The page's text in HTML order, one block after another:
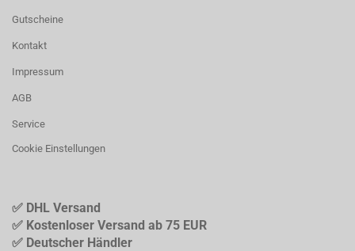
Gutscheine
Kontakt
Impressum
AGB
Service
Cookie Einstellungen
✅ DHL Versand
✅ Kostenloser Versand ab 75 EUR
✅ Deutscher Händler